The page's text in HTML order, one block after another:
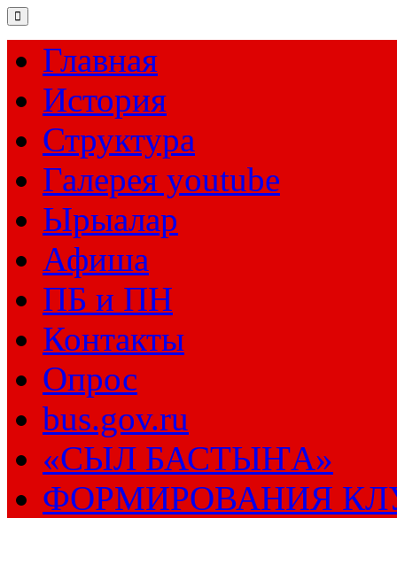
Главная
История
Структура
Галерея youtube
Ырыалар
Афиша
ПБ и ПН
Контакты
Опрос
bus.gov.ru
«СЫЛ БАСТЫҤА»
ФОРМИРОВАНИЯ